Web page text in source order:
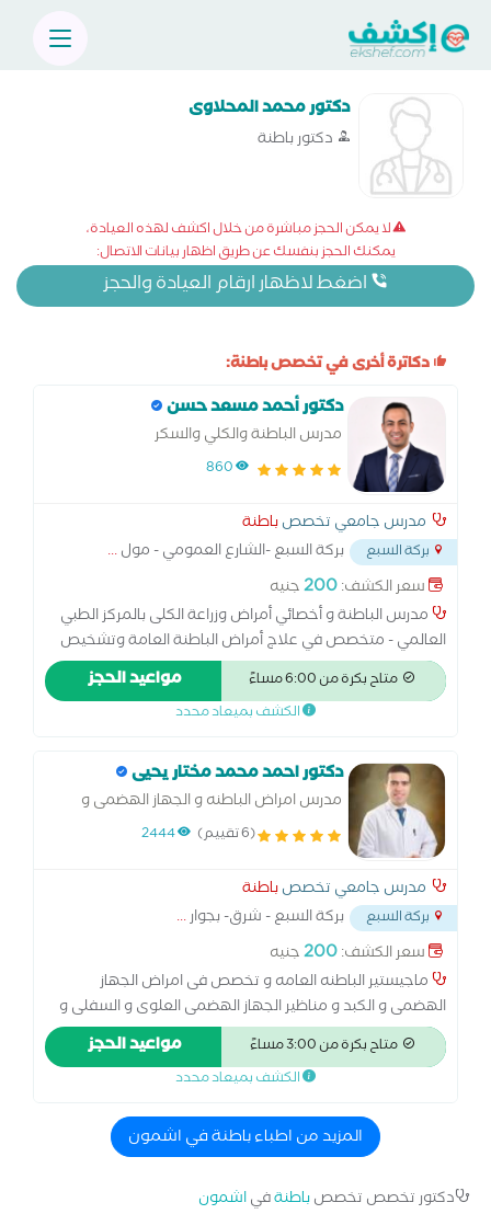
دكتور محمد المحلاوى
دكتور باطنة
لا يمكن الحجز مباشرة من خلال اكشف لهذه العيادة،
يمكنك الحجز بنفسك عن طريق اظهار بيانات الاتصال:
اضغط لاظهار ارقام العيادة والحجز
دكاترة أخرى في تخصص باطنة:
دكتور أحمد مسعد حسن
مدرس الباطنة والكلي والسكر
860
مدرس جامعي تخصصباطنة
بركة السبع بركة السبع -الشارع العمومي - مول...
سعر الكشف:200جنيه
مدرس الباطنة و أخصائي أمراض وزراعة الكلى بالمركز الطبي
العالمي - متخصص في علاج أمراض الباطنة العامة وتشخيص
وعلاج مرض السكر ومضاعفاته وأمراض الكلى الحادة والمزمنة،
ضغط الدم، واضطرابات الأملاح،أمراض الجهاز الهضمي وجرثومة
المعدة والقولون العصبي،مرضي الأنيميا ، مع خبرة في متابعة
قبل وبعد زراعة الكلى.
متاح بكرة من 6:00 مساءً مواعيد الحجز
الكشف بميعاد محدد
دكتور احمد محمد مختار يحيى
مدرس امراض الباطنه و الجهاز الهضمى و
السكر بطب المنوفيه
(6 تقييم) 2444
مدرس جامعي تخصصباطنة
بركة السبع بركة السبع - شرق- بجوار...
سعر الكشف:200جنيه
ماجيستير الباطنه العامه و تخصص فى امراض الجهاز
الهضمى و الكبد و مناظير الجهاز الهضمى العلوى و السفلى و
مناظير القنوات المراية ، متابعه دقيقه لأمراض السكر و الضغط،
الخبرات الاكلينيكية طبيب بمستشفيات جامعه المنوفية فى
قسم الباطنه العامه مدرس امراض الباطنه و الجهاز الهضمى
الطبية بجامعه المنوفيه الاهلية
متاح بكرة من 3:00 مساءً مواعيد الحجز
الكشف بميعاد محدد
المزيد من اطباء باطنة في اشمون
دكتور تخصص تخصصباطنةفياشمون